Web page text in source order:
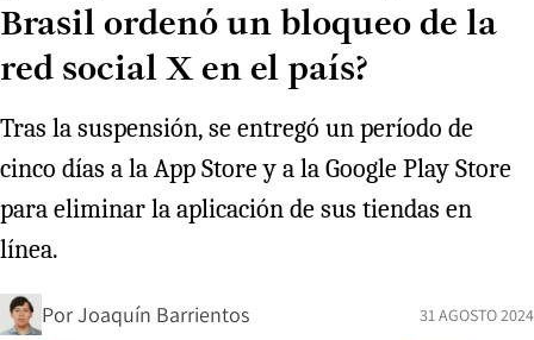
Brasil ordenó un bloqueo de la
red social X en el país?
Tras la suspensión, se entregó un período de
cinco días a la App Store y a la Google Play Store
para eliminar la aplicación de sus tiendas en
línea.
PorJoaquín Barrientos 31 AGOSTO 2024